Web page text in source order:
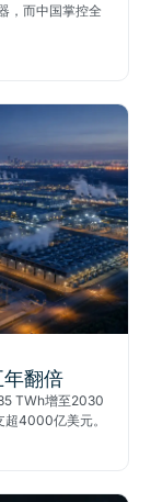
，而中国掌控全
翻倍
TWh增至2030
4000亿美元。